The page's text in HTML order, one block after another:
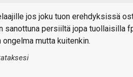
jos joku tuon erehdyksissä
sanottuna persiiltä jopa tuollaisilla
mutta kuitenkin.